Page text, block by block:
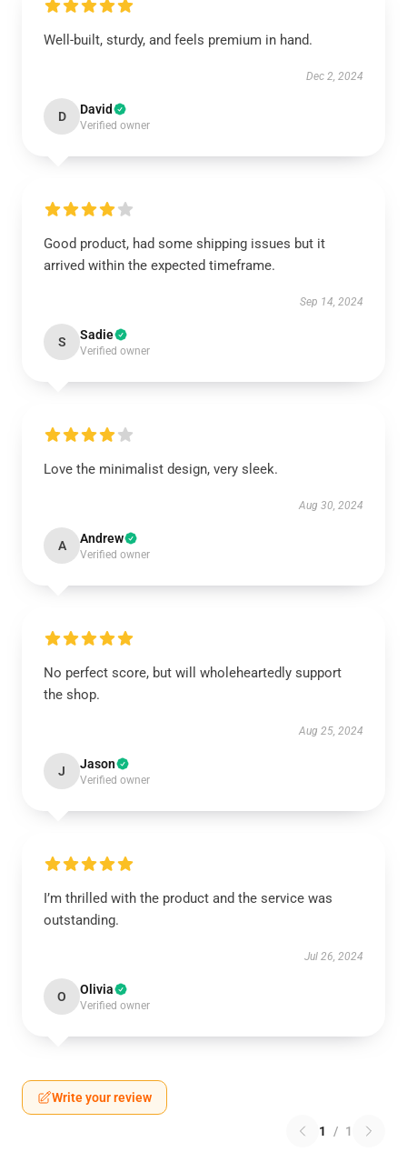
Well-built, sturdy, and feels premium in hand.
Dec 2, 2024
D David
Verified owner
Good product, had some shipping issues but it
arrived within the expected timeframe.
Sep 14, 2024
S Sadie
Verified owner
Love the minimalist design, very sleek.
Aug 30, 2024
A Andrew
Verified owner
No perfect score, but will wholeheartedly support
the shop.
Aug 25, 2024
J Jason
Verified owner
I’m thrilled with the product and the service was
outstanding.
Jul 26, 2024
O Olivia
Verified owner
Write your review
1 / 1